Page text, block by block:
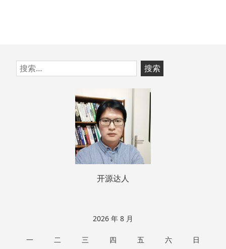
跳
至
搜
索：
开源达人
2026 年 8 月
一 二 三 四 五 六
日